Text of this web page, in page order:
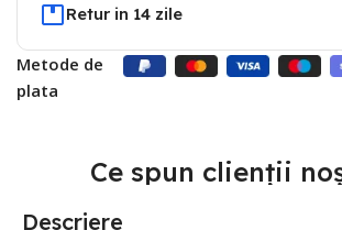
Retur in 14 zile
Metode de
plata
Ce spun clienții
Descriere